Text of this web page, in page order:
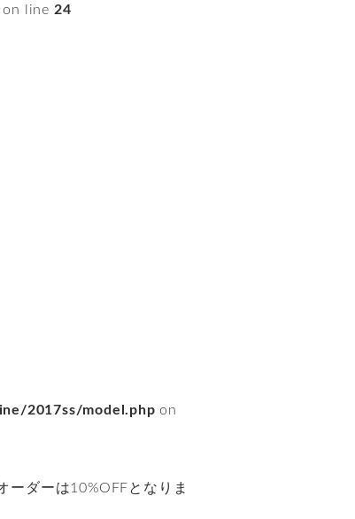
on line 24
2017ss/model.php on
ーダーは10%OFFとなりま